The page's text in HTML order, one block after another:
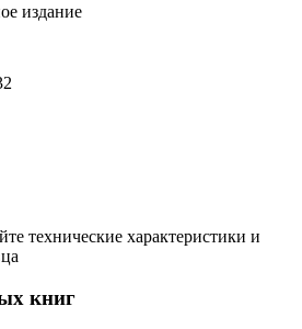
издание
технические характеристики и
книг